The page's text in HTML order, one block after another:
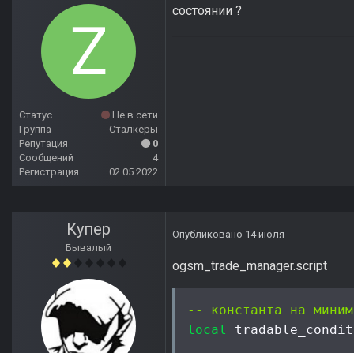
Статус
Не в сети
Группа
Сталкеры
Репутация
0
Сообщений
4
Регистрация
02.05.2022
состоянии ?
Купер
Бывалый
Опубликовано 14 июля
ogsm_trade_manager.script
-- константа на
local